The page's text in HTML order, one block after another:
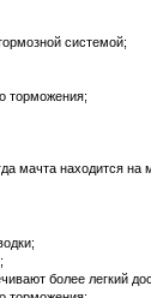
системой;
торможения;
мачта находится
более легкий